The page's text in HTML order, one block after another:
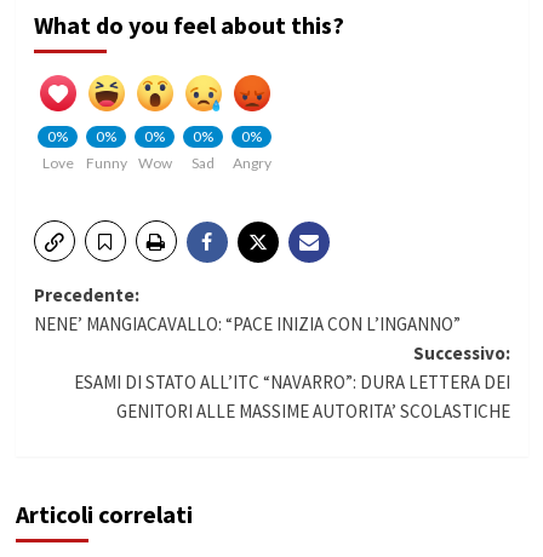
What do you feel about this?
0%
Love
0%
Funny
0%
Wow
0%
Sad
0%
Angry
Navigazione
Precedente:
NENE’ MANGIACAVALLO: “PACE INIZIA CON L’INGANNO”
Successivo:
ESAMI DI STATO ALL’ITC “NAVARRO”: DURA LETTERA DEI
GENITORI ALLE MASSIME AUTORITA’ SCOLASTICHE
Articoli correlati